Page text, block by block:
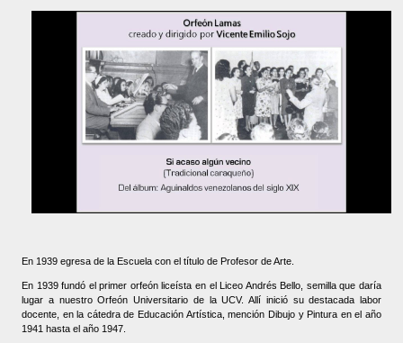
En 1939 egresa de la Escuela con el título de Profesor de Arte.
En 1939 fundó el primer orfeón liceísta en el Liceo Andrés Bello, semilla que daría
lugar a nuestro Orfeón Universitario de la UCV. Allí inició su destacada labor
docente, en la cátedra de Educación Artística, mención Dibujo y Pintura en el año
1941 hasta el año 1947.